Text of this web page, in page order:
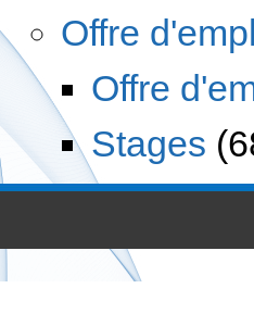
Offre
Offre
Stages